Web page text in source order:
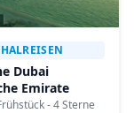
Dubai
Emirate
- 4 Sterne